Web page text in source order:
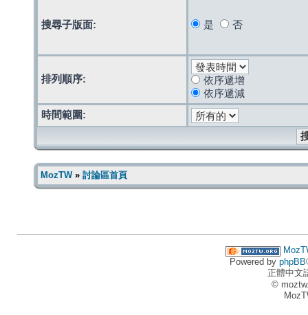
搜尋子版面: 是 否
排列順序:
依序遞增
依序遞減
時間範圍:
MozTW» 討論區首頁
Powered by phpBB
正體中文
©